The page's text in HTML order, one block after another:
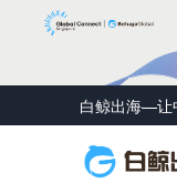
白鲸出海—让